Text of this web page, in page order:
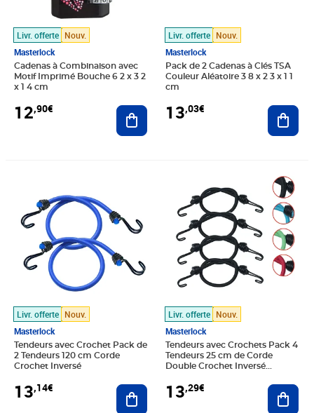
Livr. offerte Nouv.
Masterlock
Cadenas à Combinaison avec
Motif Imprimé Bouche 6 2 x 3 2
x 1 4 cm
12,90€ Ajouter au panier
Livr. offerte Nouv.
Masterlock
Pack de 2 Cadenas à Clés TSA
Couleur Aléatoire 3 8 x 2 3 x 1 1
cm
13,03€
Livr. offerte Nouv.
Masterlock
Tendeurs avec Crochet Pack de
2 Tendeurs 120 cm Corde
Crochet Inversé
13,14€ Ajouter au panier
Livr. offerte Nouv.
Masterlock
Tendeurs avec Crochets Pack 4
Tendeurs 25 cm de Corde
Double Crochet Inversé
13,29€